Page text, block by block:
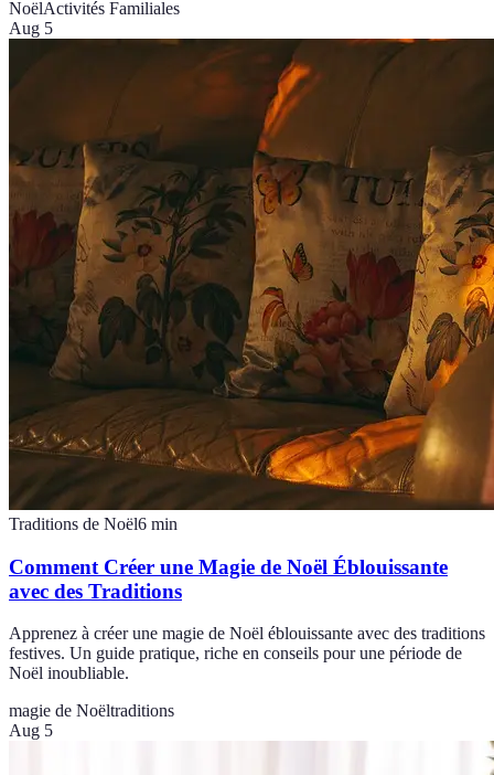
NoëlActivités Familiales
Aug 5
Traditions de Noël6 min
Comment Créer une Magie de Noël Éblouissante
avec des Traditions
Apprenez à créer une magie de Noël éblouissante avec des traditions
festives. Un guide pratique, riche en conseils pour une période de
Noël inoubliable.
magie de Noëltraditions
Aug 5